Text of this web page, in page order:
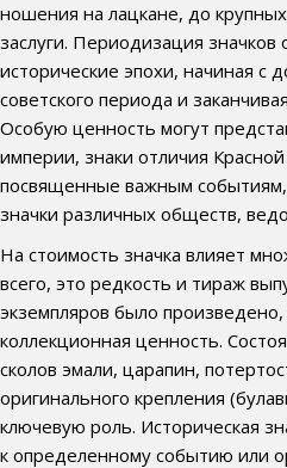
ношения на лацкане, до
заслуги. Периодизация значков
исторические эпохи, начиная с
советского периода и
Особую ценность могут
империи, знаки отличия
посвященные важным
значки различных обществ,
На стоимость значка влияет
всего, это редкость и тираж
экземпляров было
коллекционная ценность.
сколов эмали, царапин,
оригинального крепления
ключевую роль. Историческая
к определенному событию или